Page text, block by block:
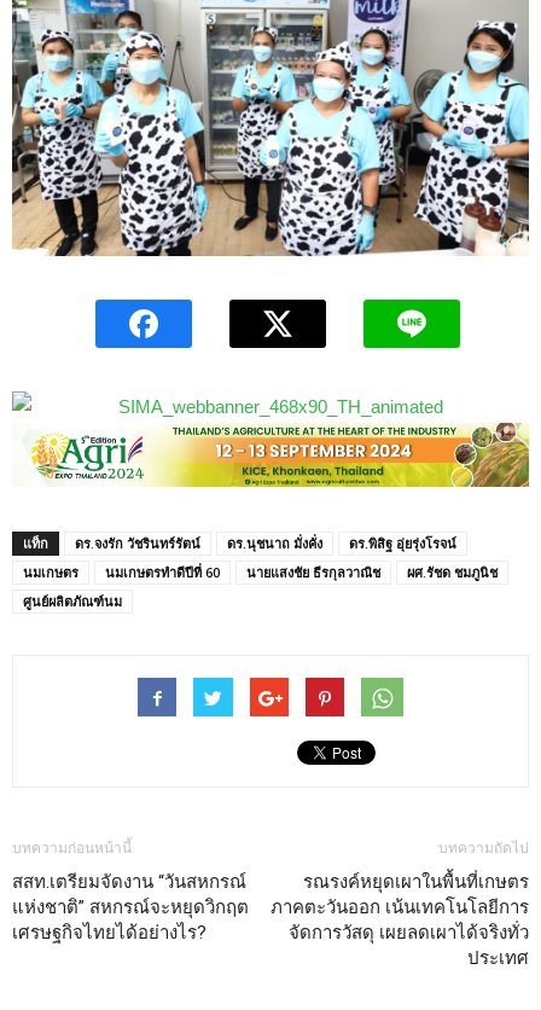
แท็ก ดร.จงรัก วัชรินทร์รัตน์ ดร.นุชนาถ มั่งคั่ง
ดร.พิสิฐ อุ่ยรุ่งโรจน์
นมเกษตร
นมเกษตรทำดีปีที่ 60 นายแสงชัย ธีรกุลวาณิช
ผศ.รัชด ชมภูนิช
ศูนย์ผลิตภัณฑ์นม
บทความก่อนหน้านี้
สสท.เตรียมจัดงาน “วันสหกรณ์
แห่งชาติ” สหกรณ์จะหยุดวิกฤต
เศรษฐกิจไทยได้อย่างไร?
บทความถัดไป
รณรงค์หยุดเผาในพื้นที่เกษตร
ภาคตะวันออก เน้นเทคโนโลยีการ
จัดการวัสดุ เผยลดเผาได้จริงทั่ว
ประเทศ